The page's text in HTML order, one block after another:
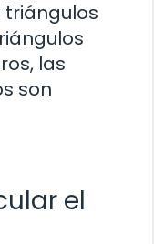
triángulos
las
son
el